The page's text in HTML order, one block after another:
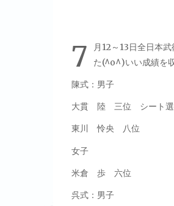
7
月12～13日全日本
た(^o^)いい成績を
陳式：男子
大貫 陸 三位 シート
東川 怜央 八位
女子
米倉 歩 六位
呉式：男子